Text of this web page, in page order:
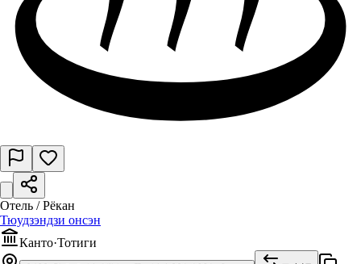
Отель / Рёкан
Тюудзэндзи онсэн
Канто·Тотиги